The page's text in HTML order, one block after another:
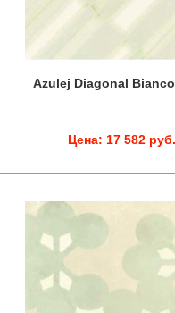
Azulej Diagonal
Цена: 17 582 руб.